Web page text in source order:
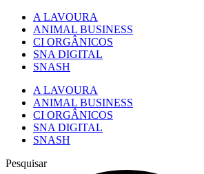
A LAVOURA
ANIMAL BUSINESS
CI ORGÂNICOS
SNA DIGITAL
SNASH
A LAVOURA
ANIMAL BUSINESS
CI ORGÂNICOS
SNA DIGITAL
SNASH
Pesquisar